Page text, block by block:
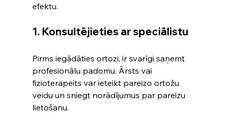
efektu.
1. Konsultējieties ar speciālistu
Pirms iegādāties ortozi, ir svarīgi saņemt
profesionālu padomu. Ārsts vai
fizioterapeits var ieteikt pareizo ortožu
veidu un sniegt norādījumus par pareizu
lietošanu.